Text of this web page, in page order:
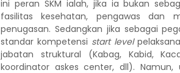
ini peran SKM ialah, jika ia bukan
fasilitas kesehatan, pengawas dan
penugasan. Sedangkan jika sebagai
standar kompetensi start level
jabatan struktural (Kabag, Kabid,
koordinator askes center, dll).